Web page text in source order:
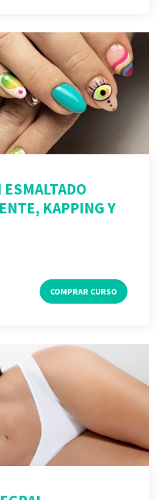
KAPPING Y
COMPRAR CURSO